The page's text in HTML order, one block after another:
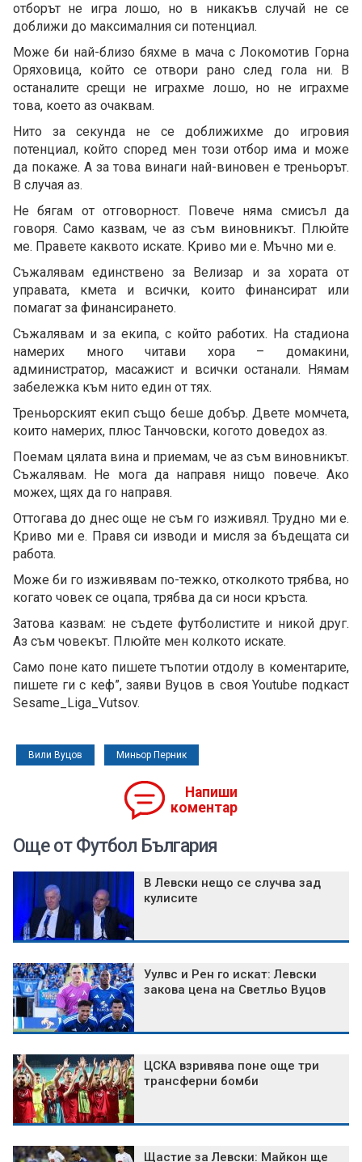
отборът не игра лошо, но в никакъв случай не се
доближи до максималния си потенциал.
Може би най-близо бяхме в мача с Локомотив Горна
Оряховица, който се отвори рано след гола ни. В
останалите срещи не играхме лошо, но не играхме
това, което аз очаквам.
Нито за секунда не се доближихме до игровия
потенциал, който според мен този отбор има и може
да покаже. А за това винаги най-виновен е треньорът.
В случая аз.
Не бягам от отговорност. Повече няма смисъл да
говоря. Само казвам, че аз съм виновникът. Плюйте
ме. Правете каквото искате. Криво ми е. Мъчно ми е.
Съжалявам единствено за Велизар и за хората от
управата, кмета и всички, които финансират или
помагат за финансирането.
Съжалявам и за екипа, с който работих. На стадиона
намерих много читави хора – домакини,
администратор, масажист и всички останали. Нямам
забележка към нито един от тях.
Треньорският екип също беше добър. Двете момчета,
които намерих, плюс Танчовски, когото доведох аз.
Поемам цялата вина и приемам, че аз съм виновникът.
Съжалявам. Не мога да направя нищо повече. Ако
можех, щях да го направя.
Оттогава до днес още не съм го изживял. Трудно ми е.
Криво ми е. Правя си изводи и мисля за бъдещата си
работа.
Може би го изживявам по-тежко, отколкото трябва, но
когато човек се оцапа, трябва да си носи кръста.
Затова казвам: не съдете футболистите и никой друг.
Аз съм човекът. Плюйте мен колкото искате.
Само поне като пишете тъпотии отдолу в коментарите,
пишете ги с кеф”, заяви Вуцов в своя Youtube подкаст
Sesame_Liga_Vutsov.
Вили Вуцов Миньор Перник
Напиши
коментар
Още от Футбол България
В Левски нещо се случва зад
кулисите
Уулвс и Рен го искат: Левски
закова цена на Светльо Вуцов
ЦСКА взривява поне още три
трансферни бомби
Щастие за Левски: Майкон ще